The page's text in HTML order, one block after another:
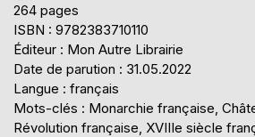
264 pages
ISBN : 9782383710110
Éditeur : Mon Autre Librairie
Date de parution : 31.05.2022
Langue : français
Mots-clés : Monarchie française,
Révolution française, XVIIIe siècle